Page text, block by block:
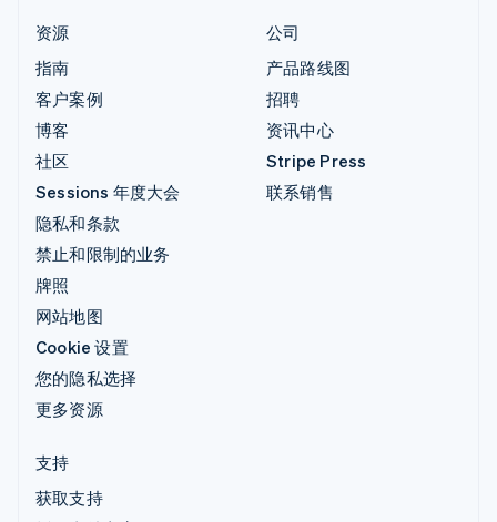
资源
指南
客户案例
博客
社区
Sessions 年度大会
隐私和条款
禁止和限制的业务
牌照
网站地图
Cookie 设置
您的隐私选择
更多资源
公司
产品路线图
招聘
资讯中心
Stripe Press
联系销售
支持
获取支持